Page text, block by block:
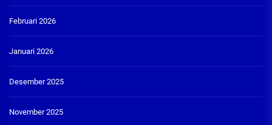
Februari 2026
Januari 2026
Desember 2025
November 2025